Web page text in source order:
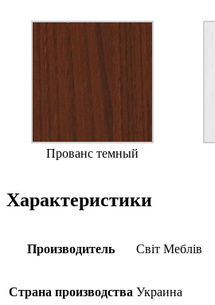
Прованс темный
Характеристики
Производитель Свiт Меблiв
Страна производства Украина